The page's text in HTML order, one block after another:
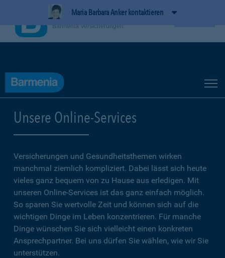
Maria Barbara Anker kontaktieren
Unsere Online-Services
Versicherungen und Gesundheitsthemen wirken
manchmal ziemlich kompliziert. Dabei lässt sich heute
vieles ganz bequem von zu Hause aus erledigen. Mit
unseren Online-Services ist das ganz einfach möglich.
So sparen Sie wertvolle Zeit und können sich auf die
wichtigen Dinge im Leben konzentrieren. Für manche
Dinge wünschen Sie sich vielleicht einen konkreten
Ansprechpartner. Bei uns dürfen Sie wählen, wie wir Sie
unterstützen.
BarmeniaApp
Barmenia Versicherungen